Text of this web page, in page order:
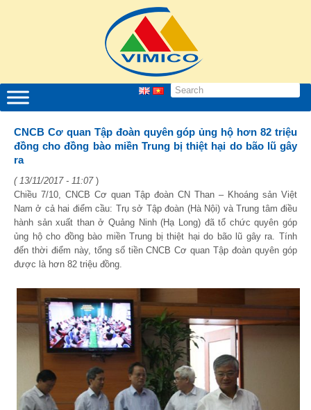
CNCB Cơ quan Tập đoàn quyên góp ủng hộ hơn 82 triệu
đồng cho đồng bào miền Trung bị thiệt hại do bão lũ gây
ra
( 13/11/2017 - 11:07)
Chiều 7/10, CNCB Cơ quan Tập đoàn CN Than – Khoáng sản Việt
Nam ở cả hai điểm cầu: Trụ sở Tập đoàn (Hà Nội) và Trung tâm điều
hành sản xuất than ở Quảng Ninh (Hạ Long) đã tổ chức quyên góp
ủng hộ cho đồng bào miền Trung bị thiệt hại do bão lũ gây ra. Tính
đến thời điểm này, tổng số tiền CNCB Cơ quan Tập đoàn quyên góp
được là hơn 82 triệu đồng.